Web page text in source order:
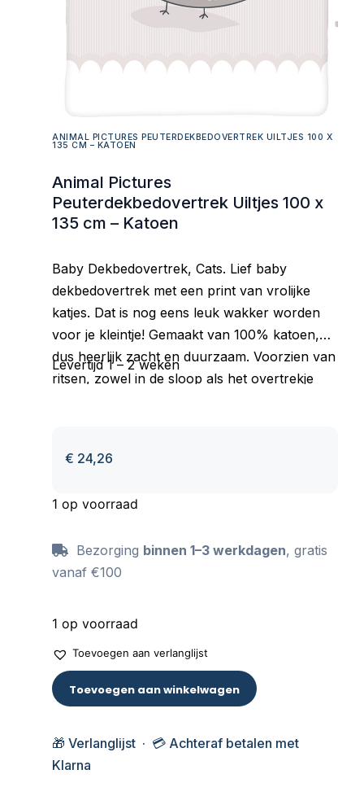
ANIMAL PICTURES PEUTERDEKBEDOVERTREK UILTJES 100 X
135 CM – KATOEN
Animal Pictures
Peuterdekbedovertrek Uiltjes 100 x
135 cm – Katoen
Baby Dekbedovertrek, Cats. Lief baby
dekbedovertrek met een print van vrolijke
katjes. Dat is nog eens leuk wakker worden
voor je kleintje! Gemaakt van 100% katoen,
dus heerlijk zacht en duurzaam. Voorzien van
ritsen, zowel in de sloop als het overtrekje
het opmaken van het ledikantje. Kortom; een
cadeau voor een babyshower of kraamvisite.
Levertijd 1 – 2 weken
€ 24,26
1 op voorraad
Bezorging binnen 1–3 werkdagen, gratis
vanaf €100
1 op voorraad
Toevoegen aan verlanglijst
Toevoegen aan winkelwagen
🎁 Verlanglijst · 💳 Achteraf betalen met
Klarna